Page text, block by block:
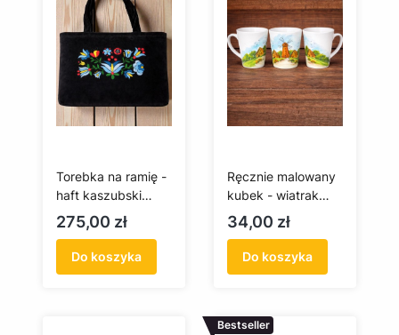
Torebka na ramię -
haft kaszubski
(szkoła
wejherowska)
Cena
275,00 zł
Do koszyka
Ręcznie malowany
kubek - wiatrak
kaszubski
Cena
34,00 zł
Do koszyka
Bestseller